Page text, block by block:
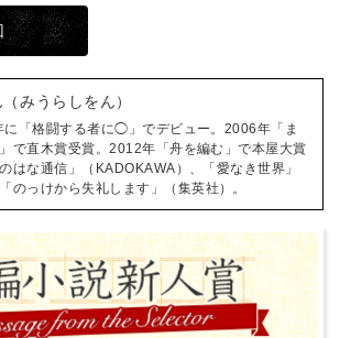
みうらしをん）
「格闘する者に◯」でデビュー。2006年「ま
で直木賞受賞。2012年「舟を編む」で本屋大賞
はな通信」（KADOKAWA）、「愛なき世界」
のっけから失礼します」（集英社）。